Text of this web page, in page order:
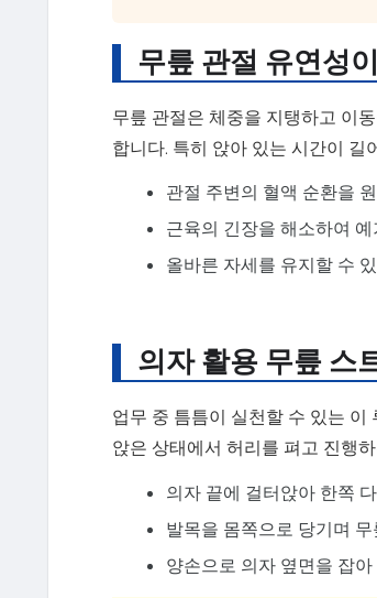
무릎 관절 유연성
무릎 관절은 체중을 지탱하고 이
합니다. 특히 앉아 있는 시간이
관절 주변의 혈액 순환을
근육의 긴장을 해소하여
올바른 자세를 유지할 수
의자 활용 무릎 스
업무 중 틈틈이 실천할 수 있는
앉은 상태에서 허리를 펴고 진행
의자 끝에 걸터앉아 한쪽
발목을 몸쪽으로 당기며
양손으로 의자 옆면을 잡